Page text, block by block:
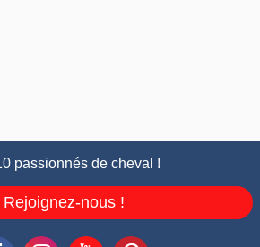
passionnés de cheval !
Rejoignez-nous !